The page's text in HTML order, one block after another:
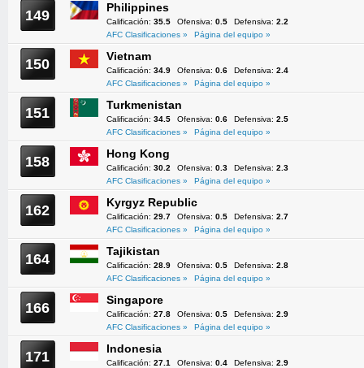
149 Philippines
Calificación: 35.5 Ofensiva: 0.5 Defensiva: 2.2
AFC Clasificaciones »
Página del equipo »
150 Vietnam
Calificación: 34.9 Ofensiva: 0.6 Defensiva: 2.4
AFC Clasificaciones »
Página del equipo »
151 Turkmenistan
Calificación: 34.5 Ofensiva: 0.6 Defensiva: 2.5
AFC Clasificaciones »
Página del equipo »
158 Hong Kong
Calificación: 30.2 Ofensiva: 0.3 Defensiva: 2.3
AFC Clasificaciones »
Página del equipo »
162 Kyrgyz Republic
Calificación: 29.7 Ofensiva: 0.5 Defensiva: 2.7
AFC Clasificaciones »
Página del equipo »
164 Tajikistan
Calificación: 28.9 Ofensiva: 0.5 Defensiva: 2.8
AFC Clasificaciones »
Página del equipo »
166 Singapore
Calificación: 27.8 Ofensiva: 0.5 Defensiva: 2.9
AFC Clasificaciones »
Página del equipo »
171 Indonesia
Calificación: 27.1 Ofensiva: 0.4 Defensiva: 2.9